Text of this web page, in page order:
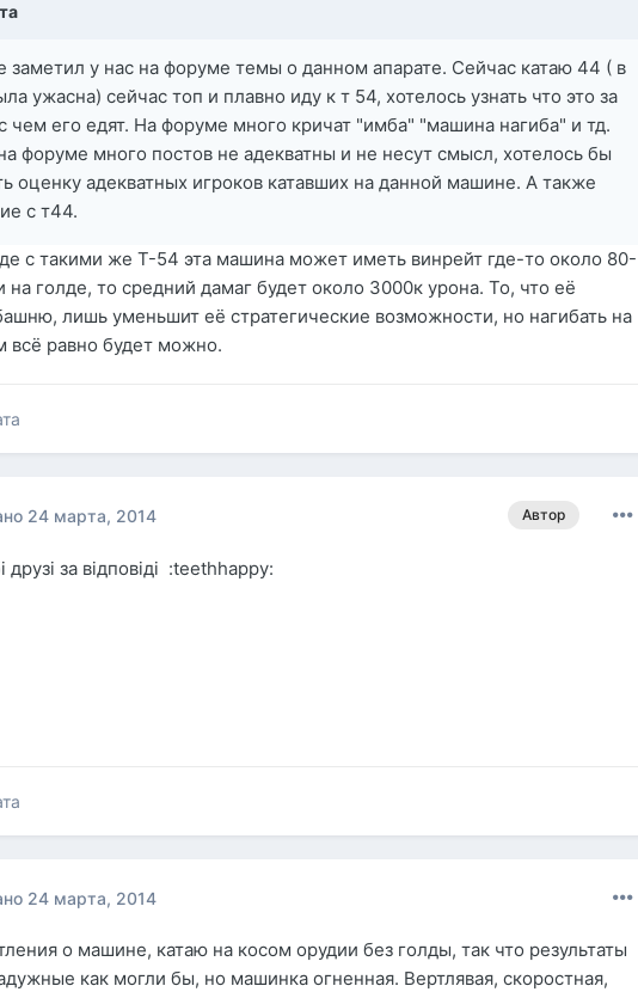
заметил у нас на форуме темы о данном апарате. Сейчас катаю 44 ( в
ужасна) сейчас топ и плавно иду к т 54, хотелось узнать что это за
чем его едят. На форуме много кричат "имба" "машина нагиба" и тд.
форуме много постов не адекватны и не несут смысл, хотелось бы
оценку адекватных игроков катавших на данной машине. А также
с т44.
с такими же Т-54 эта машина может иметь винрейт где-то около 80-
на голде, то средний дамаг будет около 3000к урона. То, что её
лишь уменьшит её стратегические возможности, но нагибать на
всё равно будет можно.
Автор
24 марта, 2014
за вiдповiдi :teethhappy:
24 марта, 2014
о машине, катаю на косом орудии без голды, так что результаты
как могли бы, но машинка огненная. Вертлявая, скоростная,